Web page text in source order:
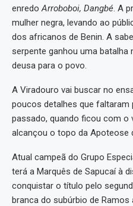
enredoArroboboi, Dangbé. A
mulher negra, levando ao
dos africanos de Benin. A
serpente ganhou uma
deusa para o povo.
A Viradouro vai buscar no
poucos detalhes que faltaram
passado, quando ficou com o
alcançou o topo da Apoteose
Atual campeã do Grupo
terá a Marquês de Sapucaí à
conquistar o título pelo
branca do subúrbio de